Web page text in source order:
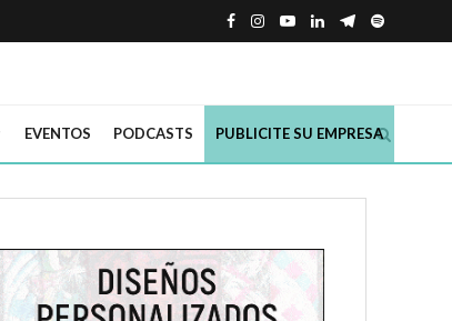
EVENTOS PODCASTS PUBLICITE SU EMPRESA